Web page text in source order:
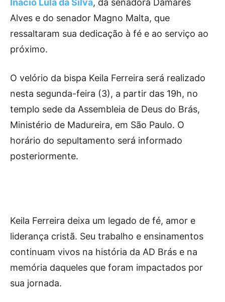
Inácio Lula da Silva, da senadora Damares
Alves e do senador Magno Malta, que
ressaltaram sua dedicação à fé e ao serviço ao
próximo.
O velório da bispa Keila Ferreira será realizado
nesta segunda-feira (3), a partir das 19h, no
templo sede da Assembleia de Deus do Brás,
Ministério de Madureira, em São Paulo. O
horário do sepultamento será informado
posteriormente.
Keila Ferreira deixa um legado de fé, amor e
liderança cristã. Seu trabalho e ensinamentos
continuam vivos na história da AD Brás e na
memória daqueles que foram impactados por
sua jornada.